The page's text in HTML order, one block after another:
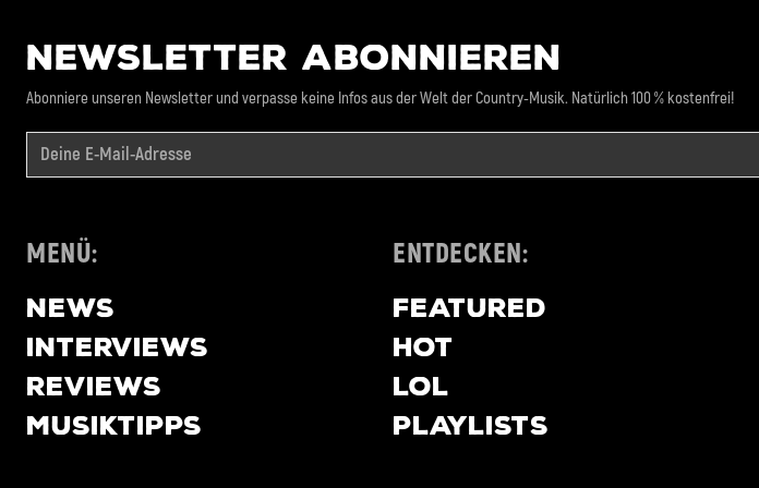
NEWSLETTER ABONNIEREN
Abonniere unseren Newsletter und verpasse keine Infos aus der Welt der Country-Musik. Natürlich 100 % kostenfrei!
MENÜ:
NEWS
INTERVIEWS
REVIEWS
MUSIKTIPPS
ENTDECKEN:
FEATURED
HOT
LOL
PLAYLISTS